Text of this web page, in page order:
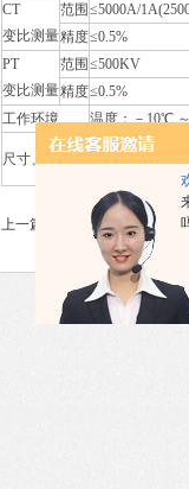
CT
变比测量
范围 ≤5000A/
精度≤0.5%
PT
变比测量
范围 ≤500KV
精度≤0.5%
工作环境
温度：－10℃
尺寸、重量
尺寸：410mm ×
上一篇 : SUTEBB-3全自动互